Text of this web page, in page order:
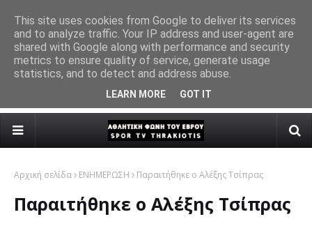
Η νέα σεζόν των ακαδημιών ξεκινά από το Σουφλί –
Κάλεσμα της ΕΠΣ Έβρου
ΕΠΣ ΕΒΡΟΥ
Αρχική σελίδα ΕΝΗΜΕΡΩΣΗ Παραιτήθηκε ο Αλέξης Τσίπρας
Παραιτήθηκε ο Αλέξης Τσίπρας
This site uses cookies from Google to deliver its services
and to analyze traffic. Your IP address and user-agent are
shared with Google along with performance and security
metrics to ensure quality of service, generate usage
statistics, and to detect and address abuse.
LEARN MORE GOT IT